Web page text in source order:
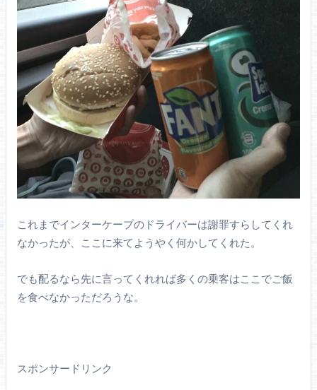
これまでインターケープのドライバーは謝罪すらしてくれ
なかったが、ここに来てようやく何かしてくれた。
でも配るなら先に言ってくれれば多くの乗客はここでご飯
を食べなかっただろうな。
スポンサードリンク